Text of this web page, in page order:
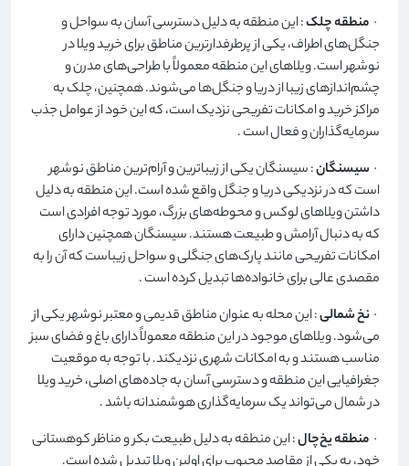
· منطقه چلک: این منطقه به دلیل دسترسی آسان به سواحل و
جنگل‌های اطراف، یکی از پرطرفدارترین مناطق برای خرید ویلا در
نوشهر است. ویلاهای این منطقه معمولاً با طراحی‌های مدرن و
چشم‌اندازهای زیبا از دریا و جنگل‌ها می‌شوند. همچنین، چلک به
مراکز خرید و امکانات تفریحی نزدیک است، که این خود از عوامل جذب
سرمایه‌گذاران و فعال است.
· سیسنگان: سیسنگان یکی از زیباترین و آرام‌ترین مناطق نوشهر
است که در نزدیکی دریا و جنگل واقع شده است. این منطقه به دلیل
داشتن ویلاهای لوکس و محوطه‌های بزرگ، مورد توجه افرادی است
که به دنبال آرامش و طبیعت هستند. سیسنگان همچنین دارای
امکانات تفریحی مانند پارک‌های جنگلی و سواحل زیباست که آن را به
مقصدی عالی برای خانواده‌ها تبدیل کرده است.
· نخ شمالی: این محله به عنوان مناطق قدیمی و معتبر نوشهر یکی از
می‌شود. ویلاهای موجود در این منطقه معمولاً دارای باغ و فضای سبز
مناسب هستند و به امکانات شهری نزدیکند. با توجه به موقعیت
جغرافیایی این منطقه و دسترسی آسان به جاده‌های اصلی، خرید ویلا
در شمال می‌تواند یک سرمایه‌گذاری هوشمندانه باشد.
· منطقه یخ‌چال: این منطقه به دلیل طبیعت بکر و مناظر کوهستانی